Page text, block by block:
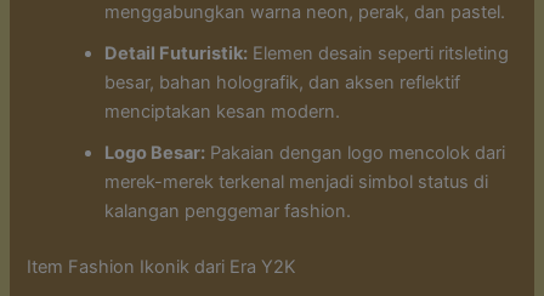
menggabungkan warna neon, perak, dan pastel.
Detail Futuristik: Elemen desain seperti ritsleting
besar, bahan holografik, dan aksen reflektif
menciptakan kesan modern.
Logo Besar: Pakaian dengan logo mencolok dari
merek-merek terkenal menjadi simbol status di
kalangan penggemar fashion.
Item Fashion Ikonik dari Era Y2K